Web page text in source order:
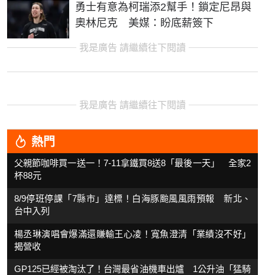
勇士有意為柯瑞添2幫手！鎖定尼昂與
奧林尼克 美媒：盼底薪簽下
我是廣告 請繼續往下閱讀
我是廣告 請繼續往下閱讀
熱門
父親節咖啡買一送一！7-11拿鐵買8送8「最後一天」 全家2
杯88元
8/9停班停課「7縣市」達標！白海豚颱風風雨預報 新北、
台中入列
楊丞琳演唱會爆滿還賺輸王心凌！寬魚澄清「業績沒不好」
揭營收
GP125已經被淘汰了！台灣最省油機車出爐 1公升油「猛騎